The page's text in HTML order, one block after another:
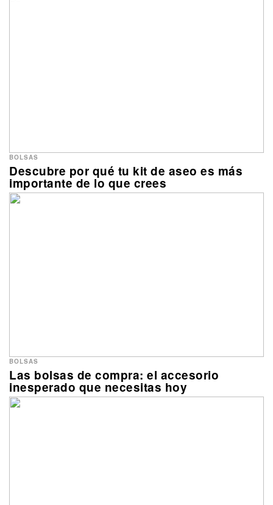
Descubre por qué tu kit de aseo es más
importante de lo que crees
BOLSAS
Las bolsas de compra: el accesorio
inesperado que necesitas hoy
BOLSAS